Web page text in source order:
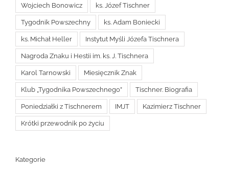
Wojciech Bonowicz ks. Józef Tischner
Tygodnik Powszechny ks. Adam Boniecki
ks. Michał Heller Instytut Myśli Józefa Tischnera
Nagroda Znaku i Hestii im. ks. J. Tischnera
Karol Tarnowski Miesięcznik Znak
Klub „Tygodnika Powszechnego” Tischner. Biografia
Poniedziałki z Tischnerem IMJT Kazimierz Tischner
Krótki przewodnik po życiu
Kategorie